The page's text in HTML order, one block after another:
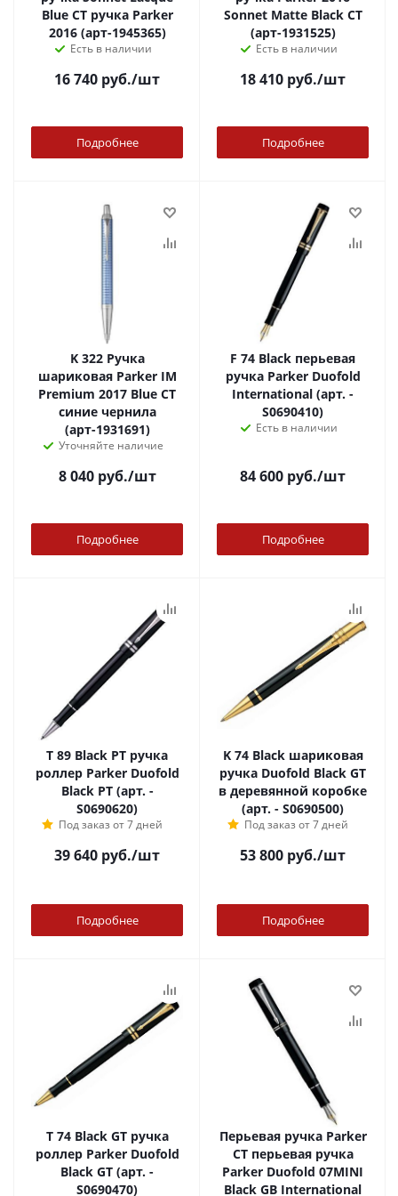
Blue CT ручка Parker
2016 (арт-1945365)
Есть в наличии
16 740 руб./шт
Подробнее
Sonnet Matte Black CT
(арт-1931525)
Есть в наличии
18 410 руб./шт
Подробнее
K 322 Ручка
шариковая Parker IM
Premium 2017 Blue CT
синие чернила
(арт-1931691)
Уточняйте наличие
8 040руб./шт
Подробнее
F 74 Black перьевая
ручка Parker Duofold
International (арт. -
S0690410)
Есть в наличии
84 600 руб./шт
Подробнее
T 89 Black PT ручка
роллер Parker Duofold
Black PT (арт. -
S0690620)
Под заказ от 7 дней
39 640 руб./шт
Подробнее
K 74 Black шариковая
ручка Duofold Black GT
в деревянной коробке
(арт. - S0690500)
Под заказ от 7 дней
53 800 руб./шт
Подробнее
T 74 Black GT ручка
роллер Parker Duofold
Black GT (арт. -
S0690470)
Перьевая ручка Parker
CT перьевая ручка
Parker Duofold 07MINI
Black GB International